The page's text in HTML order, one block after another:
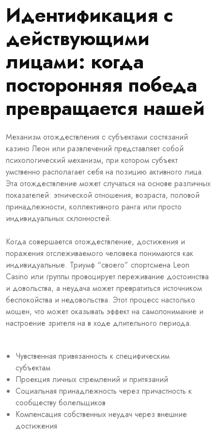
Идентификация с
действующими
лицами: когда
посторонняя победа
превращается нашей
Механизм отождествления с субъектами состязаний
казино Леон или развлечений представляет собой
психологический механизм, при котором субъект
умственно располагает себя на позицию активного лица.
Эта отождествление может случаться на основе различных
показателей: этнической отношения, возраста, половой
принадлежности, коллективного ранга или просто
индивидуальных склонностей.
Когда совершается отождествление, достижения и
поражения отслеживаемого человека понимаются как
индивидуальные. Триумф “своего” спортсмена Leon
Casino или группы провоцирует переживание достоинства
и довольства, а неудача может превратиться источником
беспокойства и недовольства. Этот процесс настолько
мощен, что может оказывать эффект на самопонимание и
настроение зрителя на в ходе длительного периода.
Чувственная привязанность к специфическим
субъектам
Проекция личных стремлений и притязаний
Социальная принадлежность через причастность к
сообществу болельщиков
Компенсация собственных неудач через внешние
достижения